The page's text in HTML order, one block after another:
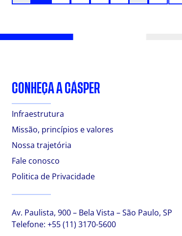
CONHEÇA A CÁSPER
Infraestrutura
Missão, princípios e valores
Nossa trajetória
Fale conosco
Politica de Privacidade
Av. Paulista, 900 – Bela Vista – São Paulo, SP
Telefone: +55 (11) 3170-5600